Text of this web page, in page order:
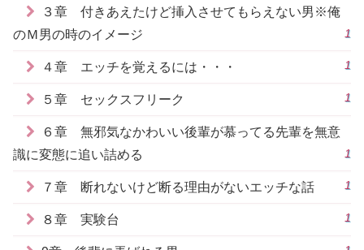
３章 付きあえたけど挿入させてもらえない男※俺
のＭ男の時のイメージ
1
４章 エッチを覚えるには・・・ 1
５章 セックスフリーク 1
６章 無邪気なかわいい後輩が慕ってる先輩を無意
識に変態に追い詰める
1
７章 断れないけど断る理由がないエッチな話 1
８章 実験台 1